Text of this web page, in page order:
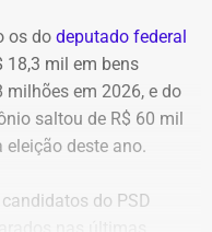
de Digital Twins, BIM
inspeção,
e segurança, além de
autônomos voltadas
os do deputado federal
18,3 mil em bens
milhões em 2026, e do
saltou de R$ 60 mil
eleição deste ano.
do PSD